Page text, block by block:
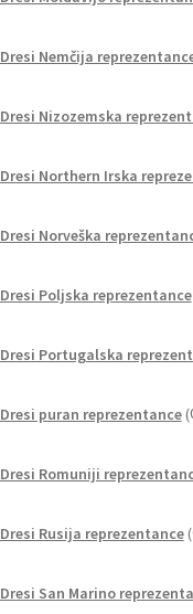
Dresi Nemčija
Dresi Nizozemska
Dresi Northern Irska
Dresi Norveška
Dresi Poljska reprezentance
Dresi Portugalska
Dresi puran reprezentance
Dresi Romuniji
Dresi Rusija reprezentance
Dresi San Marino